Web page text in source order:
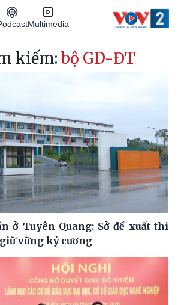
Multimedia
kiếm: bộ GD-ĐT
ở Tuyên Quang: Sở đề xuất thi
vững kỷ cương